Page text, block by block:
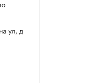
ул, д